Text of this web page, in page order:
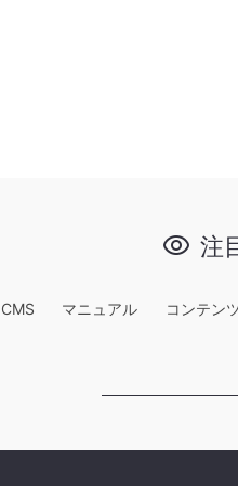
注
マニュアル コンテン